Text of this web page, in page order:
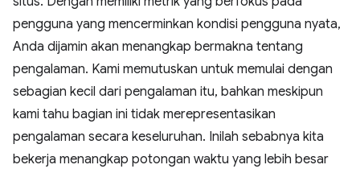
pengguna yang mencerminkan kondisi pengguna nyata,
Anda dijamin akan menangkap bermakna tentang
pengalaman. Kami memutuskan untuk memulai dengan
sebagian kecil dari pengalaman itu, bahkan meskipun
kami tahu bagian ini tidak merepresentasikan
pengalaman secara keseluruhan. Inilah sebabnya kita
bekerja menangkap potongan waktu yang lebih besar